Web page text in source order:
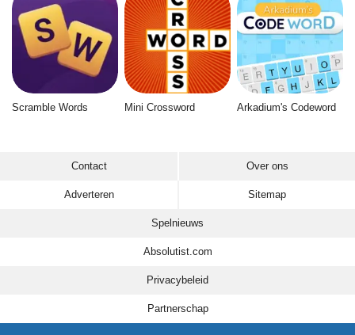
Scramble Words Mini Crossword Arkadium's Codeword
Contact Over ons
Adverteren Sitemap
Spelnieuws
Absolutist.com
Privacybeleid
Partnerschap